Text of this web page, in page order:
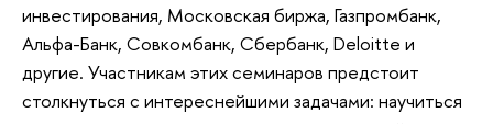
инвестирования, Московская биржа, Газпромбанк,
Альфа-Банк, Совкомбанк, Сбербанк, Deloitte и
другие. Участникам этих семинаров предстоит
столкнуться с интереснейшими задачами: научиться